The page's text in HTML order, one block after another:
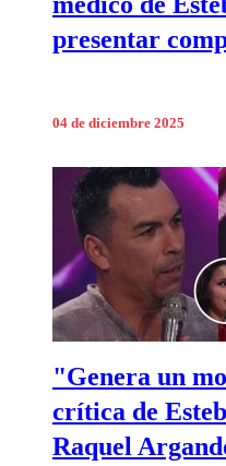
presentar
04 de diciembre 2025
"Genera un
crítica de
Raquel